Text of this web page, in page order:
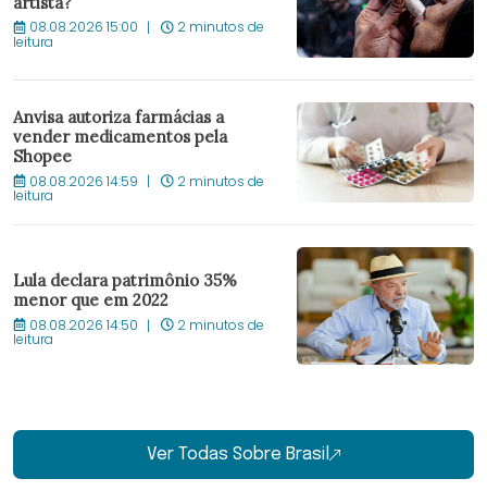
08.08.2026 15:00 2 minutos de
leitura
Anvisa autoriza farmácias a
vender medicamentos pela
Shopee
08.08.2026 14:59 2 minutos de
leitura
Lula declara patrimônio 35%
menor que em 2022
08.08.2026 14:50 2 minutos de
leitura
Ver Todas Sobre Brasil